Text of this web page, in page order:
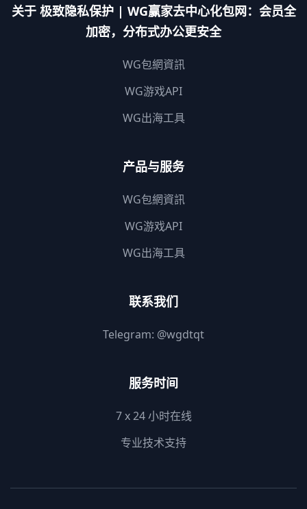
关于 极致隐私保护 | WG赢家去中心化包网：会员全
加密，分布式办公更安全
WG包網資訊
WG游戏API
WG出海工具
产品与服务
WG包網資訊
WG游戏API
WG出海工具
联系我们
Telegram: @wgdtqt
服务时间
7 x 24 小时在线
专业技术支持